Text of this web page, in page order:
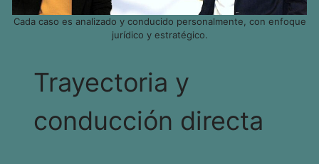
Cada caso es analizado y conducido personalmente, con enfoque
jurídico y estratégico.
Trayectoria y
conducción directa